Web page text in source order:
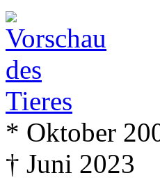
* Oktober
† Juni 2023